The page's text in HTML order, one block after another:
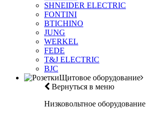
SHNEIDER ELECTRIC
FONTINI
BTICHINO
JUNG
WERKEL
FEDE
T&J ELECTRIC
BJC
Щитовое оборудование
Вернуться в меню
Низковольтное оборудование